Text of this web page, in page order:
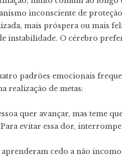
inconsciente de
mais próspera ou mais
instabilidade. O cérebro
padrões emocionais
realização de metas:
quer avançar, mas teme
evitar essa dor, interrompe
aprenderam cedo a não